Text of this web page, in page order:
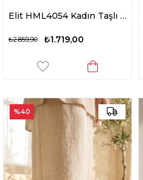
Elit HML4054 Kadın Taşlı Düz Sandalet Siyah
₺1.719,00
₺2.859,90
%40